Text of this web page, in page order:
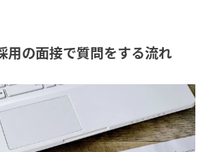
用の面接で質問をする流れ